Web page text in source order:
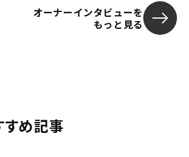
オーナーインタビューを
もっと見る
め記事